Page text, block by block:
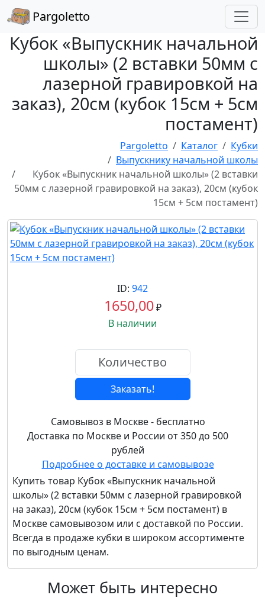
Pargoletto
Кубок «Выпускник начальной
школы» (2 вставки 50мм с
лазерной гравировкой на
заказ), 20см (кубок 15см + 5см
постамент)
Pargoletto Каталог
Кубки
Выпускнику начальной школы
Кубок «Выпускник начальной школы» (2 вставки
50мм с лазерной гравировкой на заказ), 20см (кубок
15см + 5см постамент)
ID: 942
1650,00₽
В наличии
Заказать!
Самовывоз в Москве - бесплатно
Доставка по Москве и России от 350 до 500
рублей
Подробнее о доставке и самовывозе
Купить товар Кубок «Выпускник начальной
школы» (2 вставки 50мм с лазерной гравировкой
на заказ), 20см (кубок 15см + 5см постамент) в
Москве самовывозом или с доставкой по России.
Всегда в продаже кубки в широком ассортименте
по выгодным ценам.
Может быть интересно